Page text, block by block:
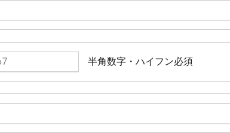
半角数字・ハイフン必須